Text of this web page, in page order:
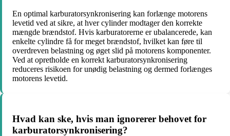
En optimal karburatorsynkronisering kan forlænge motorens
levetid ved at sikre, at hver cylinder modtager den korrekte
mængde brændstof. Hvis karburatorerne er ubalancerede, kan
enkelte cylindre få for meget brændstof, hvilket kan føre til
overdreven belastning og øget slid på motorens komponenter.
Ved at opretholde en korrekt karburatorsynkronisering
reduceres risikoen for unødig belastning og dermed forlænges
motorens levetid.
Hvad kan ske, hvis man ignorerer behovet for
karburatorsynkronisering?